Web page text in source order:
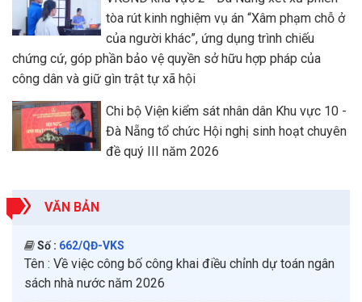
tòa rút kinh nghiệm vụ án “Xâm phạm chỗ ở
của người khác”, ứng dụng trình chiếu
chứng cứ, góp phần bảo vệ quyền sở hữu hợp pháp của
công dân và giữ gìn trật tự xã hội
Chi bộ Viện kiểm sát nhân dân Khu vực 10 -
Đà Nẵng tổ chức Hội nghị sinh hoạt chuyên
đề quý III năm 2026
VĂN BẢN
Số : 662/QĐ-VKS
Tên : Về việc công bố công khai điều chỉnh dự toán ngân
sách nhà nước năm 2026